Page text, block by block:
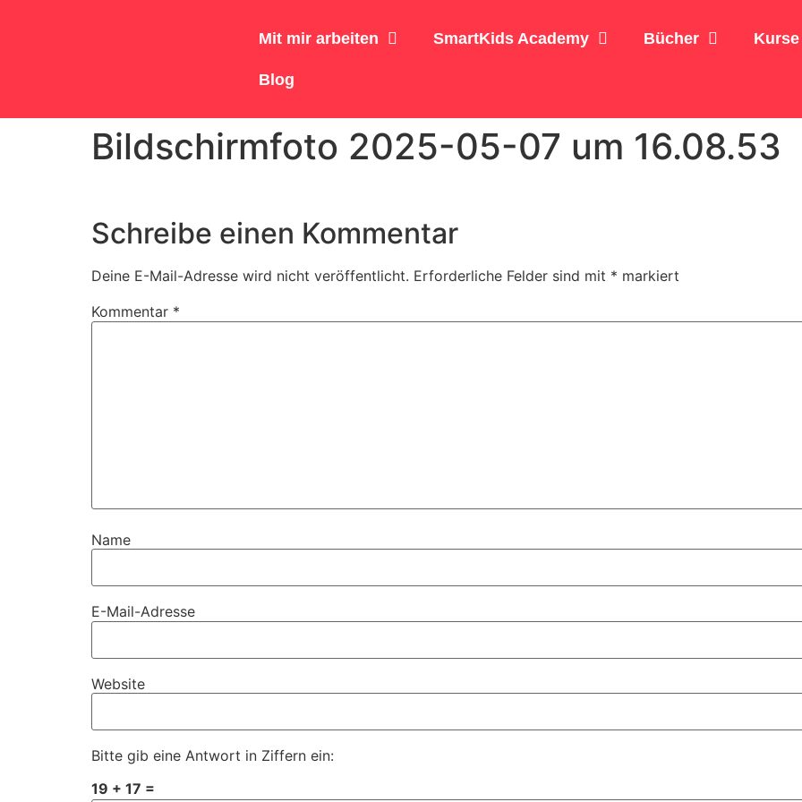
Mit mir arbeiten SmartKids Academy Bücher Kurse
Blog
Bildschirmfoto 2025-05-07 um 16.08.53
Schreibe einen Kommentar
Deine E-Mail-Adresse wird nicht veröffentlicht. Erforderliche Felder sind mit * markiert
Kommentar *
Name
E-Mail-Adresse
Website
Bitte gib eine Antwort in Ziffern ein:
19 + 17 =